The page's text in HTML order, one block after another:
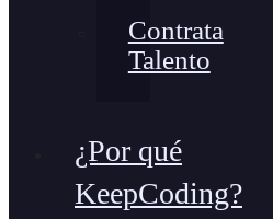
Contrata
Talento
¿Por qué
KeepCoding?